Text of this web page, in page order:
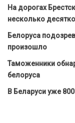
На дорогах
несколько
Белоруса
произошло
Таможенники
белоруса
В Беларуси уже